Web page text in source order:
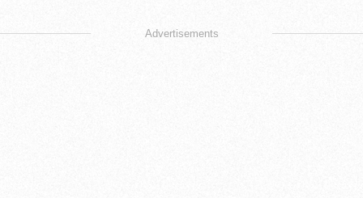
Advertisements